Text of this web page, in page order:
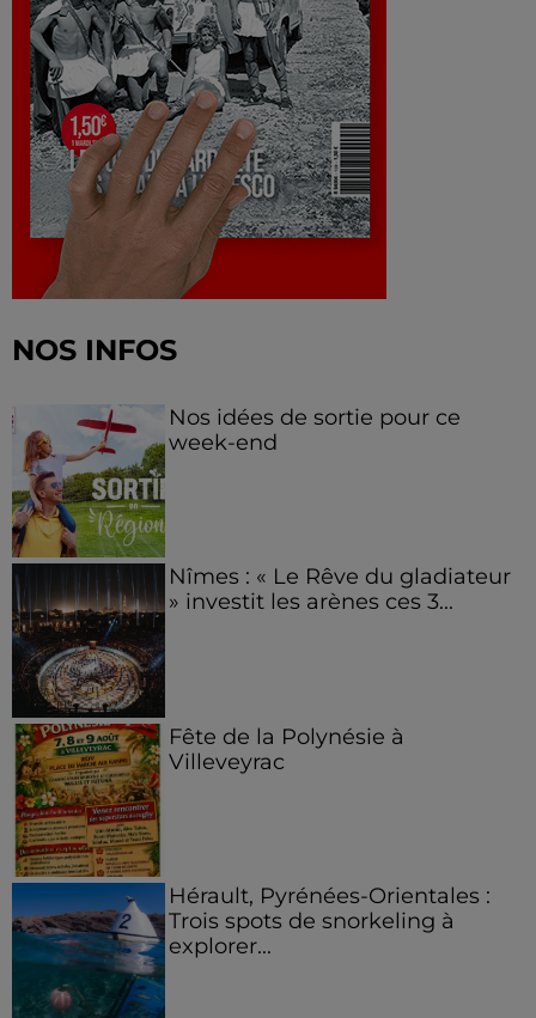
NOS INFOS
Nos idées de sortie pour ce
week-end
Nîmes : « Le Rêve du gladiateur
» investit les arènes ces 3...
Fête de la Polynésie à
Villeveyrac
Hérault, Pyrénées-Orientales :
Trois spots de snorkeling à
explorer...